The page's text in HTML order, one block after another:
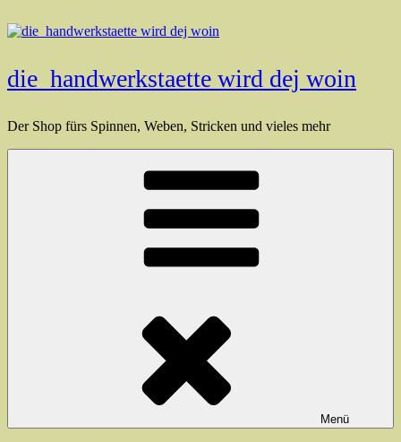
Inhalt
die_handwerkstaette wird dej woin
Der Shop fürs Spinnen, Weben, Stricken und vieles mehr
Menü